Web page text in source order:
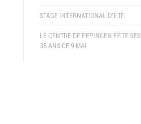
STAGE INTERNATIONAL D’ÉTÉ
LE CENTRE DE PEPINGEN FÊTE SES
35 ANS CE 9 MAI